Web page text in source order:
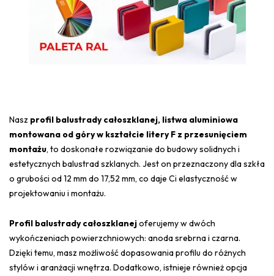
Nasz profil balustrady całoszklanej, listwa aluminiowa
montowana od góry w kształcie litery F z przesunięciem
montażu, to doskonałe rozwiązanie do budowy solidnych i
estetycznych balustrad szklanych. Jest on przeznaczony dla szkła
o grubości od 12 mm do 17,52 mm, co daje Ci elastyczność w
projektowaniu i montażu.
Profil balustrady całoszklanejoferujemy w dwóch
wykończeniach powierzchniowych: anoda srebrna i czarna.
Dzięki temu, masz możliwość dopasowania profilu do różnych
stylów i aranżacji wnętrza. Dodatkowo, istnieje również opcja